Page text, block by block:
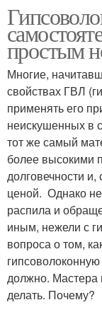
простым
Многие,
свойствах ГВЛ
применять его
неискушенных в
тот же самый
более высокими
долговечности
ценой. Однако
распила и
иным, нежели с
вопроса о том,
должно. Мастера
делать. Почему?